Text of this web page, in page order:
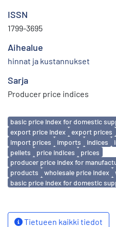
ISSN
1799-3695
Aihealue
hinnat ja kustannukset
Sarja
Producer price indices
Avainsanat
basic price index for domestic
export price index
export prices
import prices
imports indices
pellets
price indices
prices
producer price index for
products
wholesale price index
basic price index for domestic
Tietueen kaikki tiedot